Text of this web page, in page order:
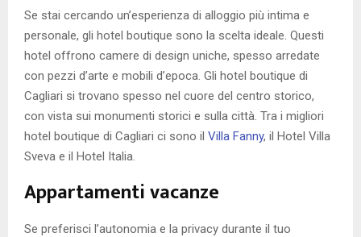
Se stai cercando un’esperienza di alloggio più intima e
personale, gli hotel boutique sono la scelta ideale. Questi
hotel offrono camere di design uniche, spesso arredate
con pezzi d’arte e mobili d’epoca. Gli hotel boutique di
Cagliari si trovano spesso nel cuore del centro storico,
con vista sui monumenti storici e sulla città. Tra i migliori
hotel boutique di Cagliari ci sono il Villa Fanny, il Hotel Villa
Sveva e il Hotel Italia.
Appartamenti vacanze
Se preferisci l’autonomia e la privacy durante il tuo